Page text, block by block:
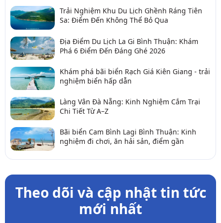
Trải Nghiệm Khu Du Lịch Ghềnh Ráng Tiên
Sa: Điểm Đến Không Thể Bỏ Qua
Địa Điểm Du Lịch La Gi Bình Thuận: Khám
Phá 6 Điểm Đến Đáng Ghé 2026
Khám phá bãi biển Rạch Giá Kiên Giang - trải
nghiệm biển hấp dẫn
Làng Vân Đà Nẵng: Kinh Nghiệm Cắm Trại
Chi Tiết Từ A–Z
Bãi biển Cam Bình Lagi Bình Thuận: Kinh
nghiệm đi chơi, ăn hải sản, điểm gần
Theo dõi và cập nhật tin tức
mới nhất